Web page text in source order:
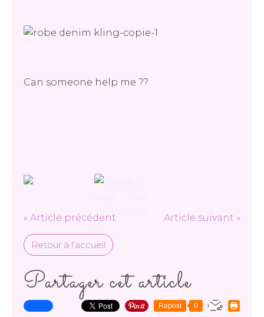
Can someone help me ??
« Article précédent Article suivant »
Retour à l'accueil
Partager cet article
Repost 0